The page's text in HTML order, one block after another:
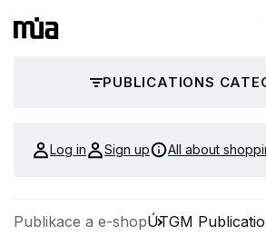
PUBLICATIONS
Log in Sign up All about
Publikace a e-shopÚTGM